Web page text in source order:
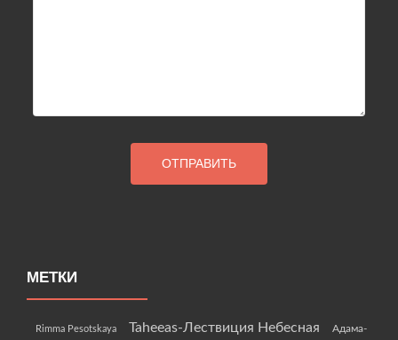
МЕТКИ
Rimma Pesotskaya Taheeas-Лествиция Небесная
Адама-